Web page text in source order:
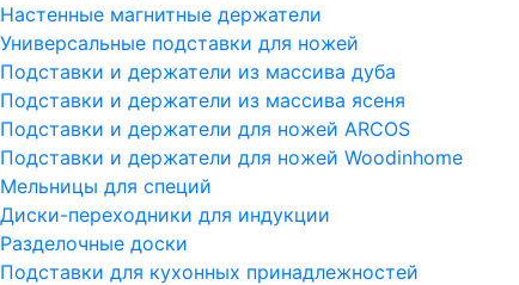
Настенные магнитные держатели
Универсальные подставки для ножей
Подставки и держатели из массива дуба
Подставки и держатели из массива ясеня
Подставки и держатели для ножей ARCOS
Подставки и держатели для ножей Woodinhome
Мельницы для специй
Диски-переходники для индукции
Разделочные доски
Подставки для кухонных принадлежностей